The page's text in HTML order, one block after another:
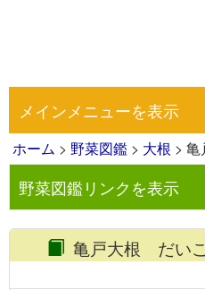
メインメニューを表示
ホーム > 野菜図鑑 > 大根 >
野菜図鑑リンクを表示
亀戸大根 だい